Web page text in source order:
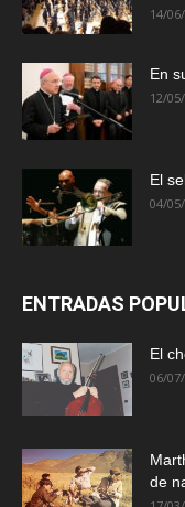
14/
En
12/
El
04/
ENTRADAS
El
06/
de